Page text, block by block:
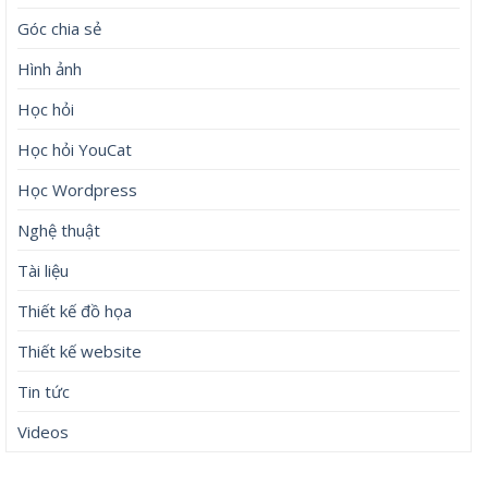
Góc chia sẻ
Hình ảnh
Học hỏi
Học hỏi YouCat
Học Wordpress
Nghệ thuật
Tài liệu
Thiết kế đồ họa
Thiết kế website
Tin tức
Videos